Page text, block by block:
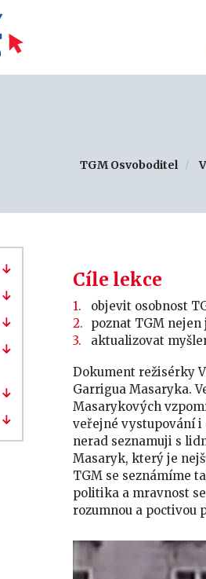
TGM Osvoboditel
Cíle lekce
objevit osobnost
poznat TGM
aktualizovat
Dokument režisérky
Garrigua Masaryka.
Masarykových
veřejné vystupování i
nerad seznamuji s
Masaryk, který je
TGM se seznámíme
politika a mravnost
rozumnou a poctivou